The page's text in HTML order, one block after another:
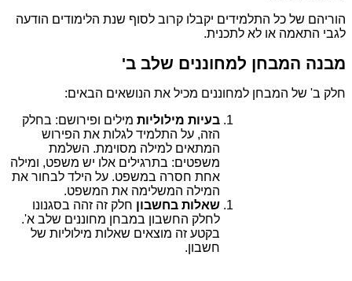
הוריהם של כל התלמידים יקבלו קרוב לסוף שנת הלימודים הודעה
לגבי התאמה או לא לתכנית.
מבנה המבחן למחוננים שלב ב'
חלק ב' של המבחן למחוננים מכיל את הנושאים הבאים:
בעיות מילוליות מילים ופירושם: בחלק
הזה, על התלמיד לגלות את הפירוש
המתאים למילה מסוימת. השלמת
משפטים: בתרגילים אלו יש משפט, ומילה
אחת חסרה במשפט. על הילד לבחור את
המילה המשלימה את המשפט.
שאלות בחשבון חלק זה זהה בסגנונו
לחלק החשבון במבחן מחוננים שלב א'.
בקטע זה מוצאים שאלות מילוליות של
חשבון.